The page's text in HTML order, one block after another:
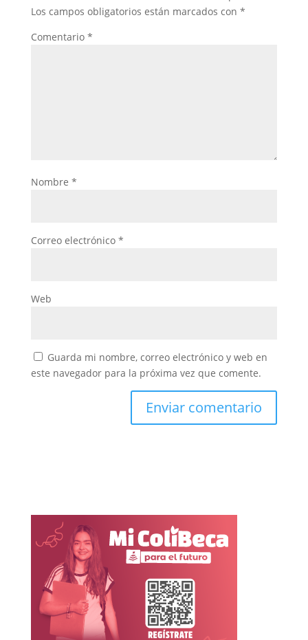
Los campos obligatorios están marcados con *
Comentario *
Nombre *
Correo electrónico *
Web
Guarda mi nombre, correo electrónico y web en
este navegador para la próxima vez que comente.